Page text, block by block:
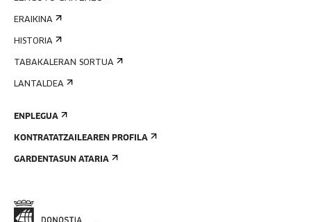
ERAIKINA
HISTORIA
TABAKALERAN SORTUA
LANTALDEA
ENPLEGUA
KONTRATATZAILEAREN PROFILA
GARDENTASUN ATARIA